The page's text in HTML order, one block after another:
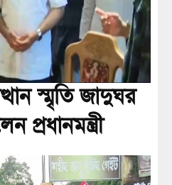
স্মৃতি জাদুঘর
প্রধানমন্ত্রী